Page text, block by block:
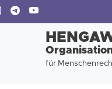
für